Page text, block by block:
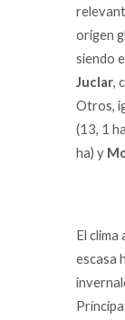
origen
siendo
Juclar,
Otros,
(13, 1
ha) y
El clima
escasa